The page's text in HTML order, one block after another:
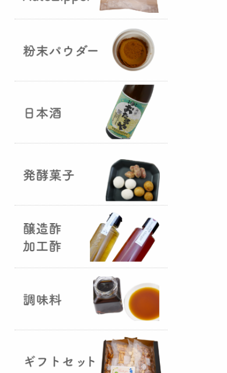
（2025年02月
国産（熊本産）の大麦に白麹菌を
つけて丁寧に培養して『大麦白
』が完成しました！大麦麹から
の旨みと、白麹から生成される天
然のクエン酸（酸味）が良き製品
を創出してくれることです。塩麹
作りや米麹や大麦麹とブレンドし
ての味噌作りなど、次の食のステ
ージに・・・
R6年 クロ黒麹が出来ました
♪（2025年01月15日）